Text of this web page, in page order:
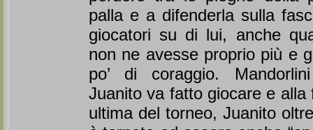
palla e a difenderla sulla
giocatori su di lui, anche
non ne avesse proprio più e
po’ di coraggio.
Juanito va fatto giocare e alla
ultima del torneo, Juanito